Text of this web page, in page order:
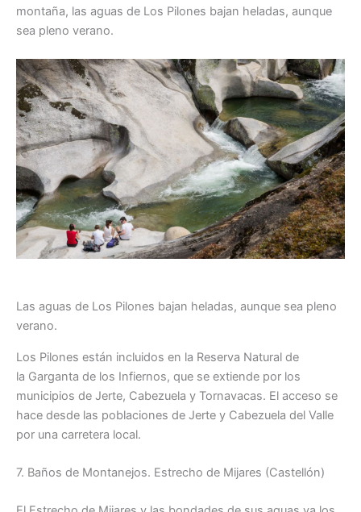
montaña, las aguas de Los Pilones bajan heladas, aunque
sea pleno verano.
Las aguas de Los Pilones bajan heladas, aunque sea pleno
verano.
Los Pilones están incluidos en la Reserva Natural de
la Garganta de los Infiernos, que se extiende por los
municipios de Jerte, Cabezuela y Tornavacas. El acceso se
hace desde las poblaciones de Jerte y Cabezuela del Valle
por una carretera local.
7. Baños de Montanejos. Estrecho de Mijares (Castellón)